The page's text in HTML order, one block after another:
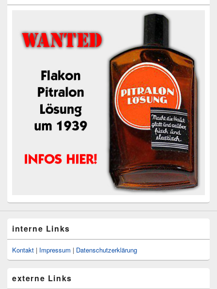
interne Links
Kontakt | Impressum | Datenschutzerklärung
externe Links